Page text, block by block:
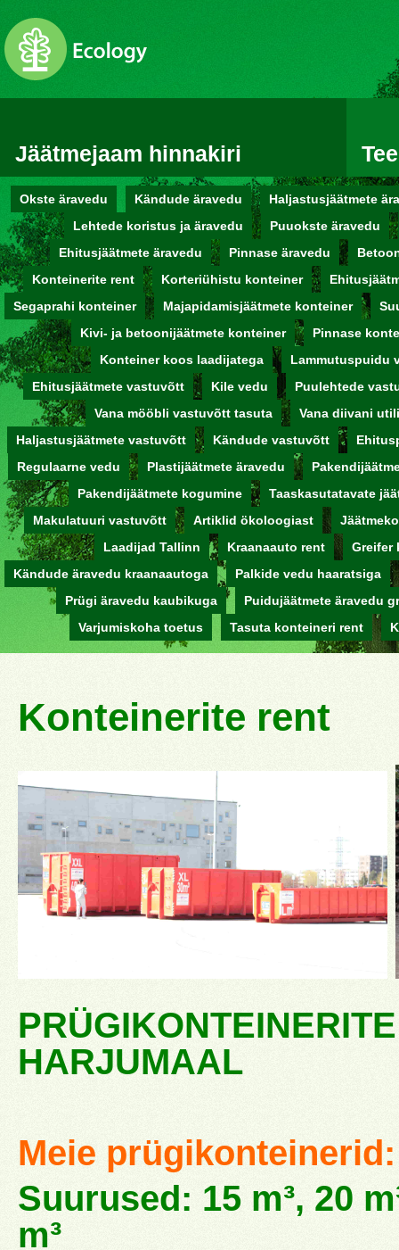
Jäätmejaam hinnakiri
Okste äravedu Kändude äravedu
Haljastusjäätmete
Lehtede koristus ja äravedu
Puuokste äravedu
Ehitusjäätmete äravedu
Pinnase äravedu
Konteinerite rent
Korteriühistu konteiner
Segaprahi konteiner
Majapidamisjäätmete konteiner
Kivi- ja betoonijäätmete konteiner
Pinnase
Konteiner koos laadijatega
Lammutuspuidu
Ehitusjäätmete vastuvõtt
Kile vedu
Puulehtede
Vana mööbli vastuvõtt tasuta
Vana diivani
Haljastusjäätmete vastuvõtt
Kändude vastuvõtt
Regulaarne vedu
Plastijäätmete äravedu
Pakendijäätmete kogumine
Taaskasutatavate
Makulatuuri vastuvõtt
Artiklid ökoloogiast
Laadijad Tallinn
Kraanaauto rent
Greifer
Kändude äravedu kraanaautoga
Palkide vedu haaratsiga
Prügi äravedu kaubikuga
Puidujäätmete äravedu
Varjumiskoha toetus
Tasuta konteineri rent
Konteinerite rent
HARJUMAAL
Meie prügikonteinerid:
Suurused: 15 m³, 20
m³